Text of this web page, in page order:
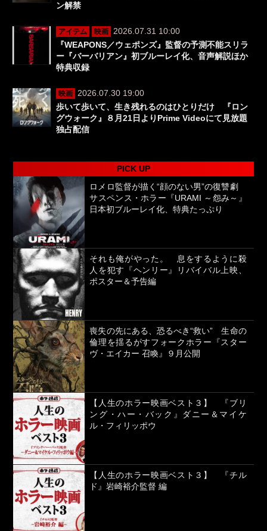
ン解禁
アイテム 映画 2026.07.31 10:00
『WEAPONS／ウェポンズ』監督の予測不能スリラ
ー『バーバリアン』初ブルーレイ化、音声解説ほか
特典収録
映画 2026.07.30 19:00
歩いて歩いて、生き残れるのはひとりだけ 『ロン
グウォーク』８月21日よりPrime Videoにて見放題
独占配信
PICK UP
ロメロ監督が描く“顔のない男”の復讐劇
サスペンス・ホラー『URAMI ～怨み～』
日本初ブルーレイ化、特典たっぷり
それも俺がやった。 息をするように殺
人を犯す『ヘンリー』リバイバル上映、
ポスター＆予告編
喪失の先にある、恐るべき“救い” 生命の
倫理を揺るがすフォークホラー『スター
ヴ・エイカー 召喚』９月公開
【人生のホラー映画ベスト３】 『ブリ
ング・ハー・バック』ダニー＆マイケ
ル・フィリッポウ
【人生のホラー映画ベスト３】 『チル
ド』岩崎裕介監督 編